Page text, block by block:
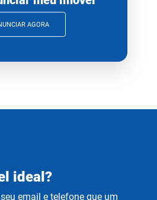
AGORA
ideal?
email e telefone que um